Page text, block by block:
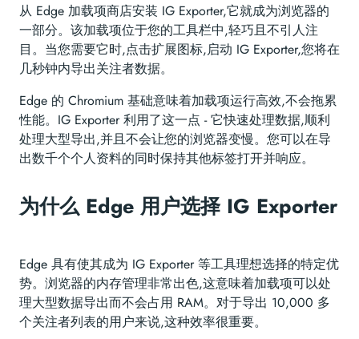
从 Edge 加载项商店安装 IG Exporter,它就成为浏览器的
一部分。该加载项位于您的工具栏中,轻巧且不引人注
目。当您需要它时,点击扩展图标,启动 IG Exporter,您将在
几秒钟内导出关注者数据。
Edge 的 Chromium 基础意味着加载项运行高效,不会拖累
性能。IG Exporter 利用了这一点 - 它快速处理数据,顺利
处理大型导出,并且不会让您的浏览器变慢。您可以在导
出数千个个人资料的同时保持其他标签打开并响应。
为什么 Edge 用户选择 IG Exporter
Edge 具有使其成为 IG Exporter 等工具理想选择的特定优
势。浏览器的内存管理非常出色,这意味着加载项可以处
理大型数据导出而不会占用 RAM。对于导出 10,000 多
个关注者列表的用户来说,这种效率很重要。